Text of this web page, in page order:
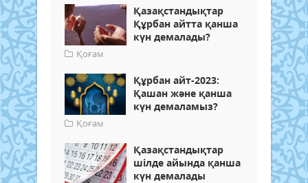
Қазақстандықтар
Құрбан айтта қанша
күн демалады?
Қоғам
Құрбан айт-2023:
Қашан және қанша
күн демаламыз?
Қоғам
Қазақстандықтар
шілде айында қанша
күн демалады